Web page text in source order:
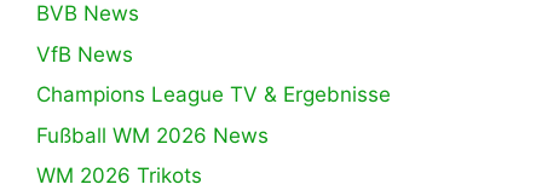
BVB News
VfB News
Champions League TV & Ergebnisse
Fußball WM 2026 News
WM 2026 Trikots